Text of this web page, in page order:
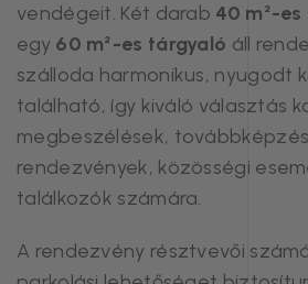
vendégeit. Két darab 40 m²-
egy 60 m²-es tárgyaló áll
szálloda harmonikus, nyugodt
található, így kiváló választás
megbeszélések,
rendezvények, közösségi
találkozók számára.
A rendezvény résztvevői